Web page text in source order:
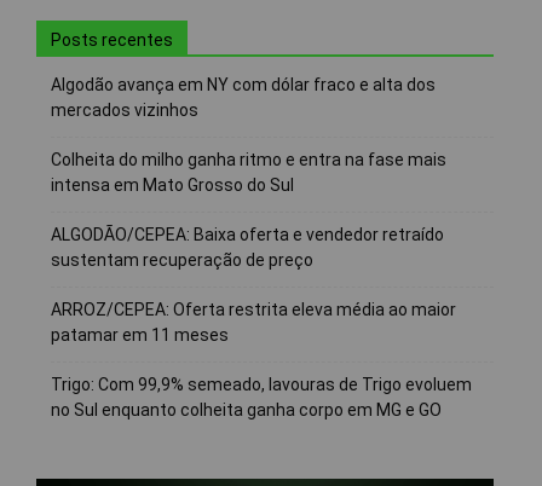
Posts recentes
Algodão avança em NY com dólar fraco e alta dos
mercados vizinhos
Colheita do milho ganha ritmo e entra na fase mais
intensa em Mato Grosso do Sul
ALGODÃO/CEPEA: Baixa oferta e vendedor retraído
sustentam recuperação de preço
ARROZ/CEPEA: Oferta restrita eleva média ao maior
patamar em 11 meses
Trigo: Com 99,9% semeado, lavouras de Trigo evoluem
no Sul enquanto colheita ganha corpo em MG e GO